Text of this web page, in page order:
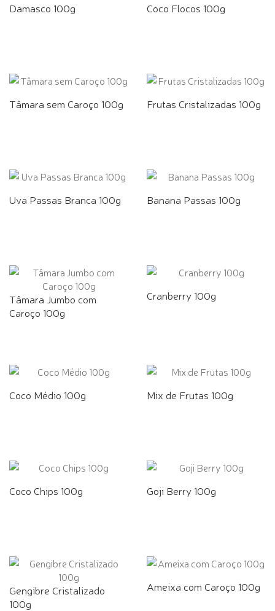
Damasco 100g Coco Flocos 100g
Tâmara sem Caroço 100g Frutas Cristalizadas 100g
Uva Passas Branca 100g Banana Passas 100g
Tâmara Jumbo com
Caroço 100g
Cranberry 100g
Coco Médio 100g Mix de Frutas 100g
Coco Chips 100g Goji Berry 100g
Gengibre Cristalizado
100g
Ameixa com Caroço 100g